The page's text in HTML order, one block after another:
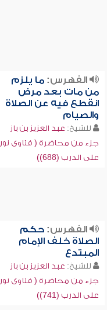
الفهرس:ما يلزم
من مات بعد مرض
انقطع فيه عن الصلاة
والصيام
للشيخ: عبد العزيز بن باز
جزء من محاضرة ( فتاوى نور
على الدرب (688))
الفهرس:حكم
الصلاة خلف الإمام
المبتدع
للشيخ: عبد العزيز بن باز
جزء من محاضرة ( فتاوى نور
على الدرب (741))